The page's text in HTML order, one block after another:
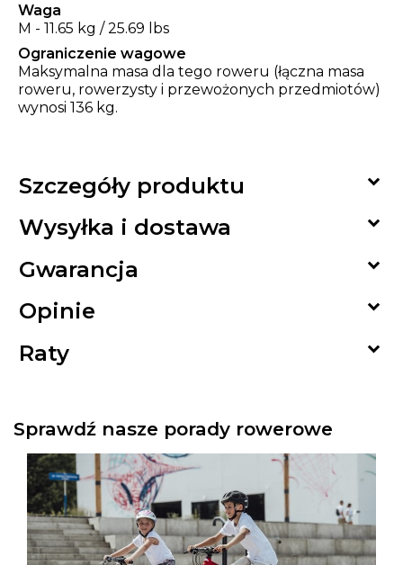
Waga
M - 11.65 kg / 25.69 lbs
Ograniczenie wagowe
Maksymalna masa dla tego roweru (łączna masa
roweru, rowerzysty i przewożonych przedmiotów)
wynosi 136 kg.
Szczegóły produktu 
Wysyłka i dostawa 
Gwarancja 
Opinie 
Raty 
Sprawdź nasze porady rowerowe